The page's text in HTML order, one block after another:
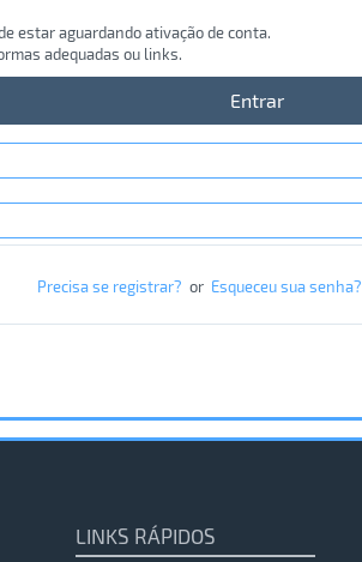
estar aguardando ativação de conta.
adequadas ou links.
Entrar
Precisa se registrar? or Esqueceu sua senha?
LINKS RÁPIDOS